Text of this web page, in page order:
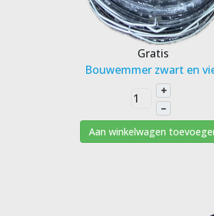
Gratis
Bouwemmer zwart en
+
–
Aan winkelwagen